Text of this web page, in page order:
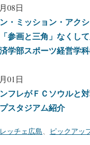
08日
ン・ミッション・アク
参画と三角」なくし
学部スポーツ経営学
01日
フレがＦＣソウルと
スタジアム紹介
ッチェ広島 ピックアッ